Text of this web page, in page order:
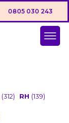
0805 030 243
(312) RH (139)